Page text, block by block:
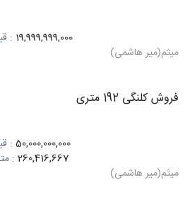
19,999,999,000
:
میثم(میر هاشمی)
فروش کلنگی 192 متری
50,000,000,000
:
260,416,667
:
میثم(میر هاشمی)